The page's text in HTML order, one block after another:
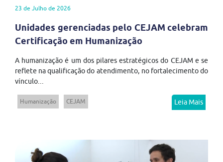
23 de Julho de 2026
Unidades gerenciadas pelo CEJAM celebram
Certificação em Humanização
A humanização é um dos pilares estratégicos do CEJAM e se
reflete na qualificação do atendimento, no fortalecimento do
vínculo...
Humanização CEJAM Leia Mais